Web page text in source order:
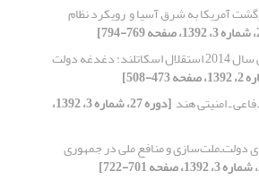
آمریکا به شرق آسیا و ‏ رویکرد نظام
همه‌پرسی سال 2014 استقلال اسکاتلند: دغدغه ‏دولت
ـ ‌امنیتی هند [دوره 27، شماره 3، 1392،
دولت‌ـ‌ملت‌سازی و منافع ملی در ‏جمهوری